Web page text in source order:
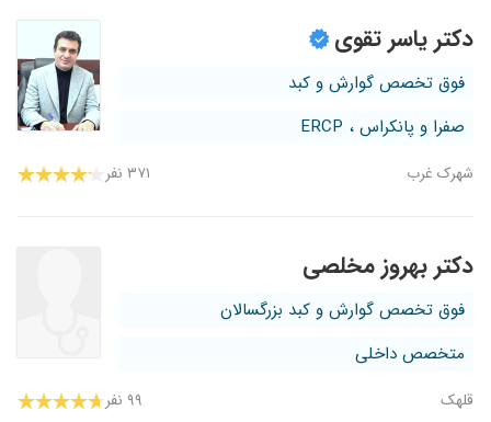
دکتر یاسر تقوی
فوق تخصص گوارش و کبد
صفرا و پانکراس ، ERCP
شهرک غرب ۳۷۱ نفر
دکتر بهروز مخلصی
فوق تخصص گوارش و کبد بزرگسالان
متخصص داخلی
قلهک ۹۹ نفر